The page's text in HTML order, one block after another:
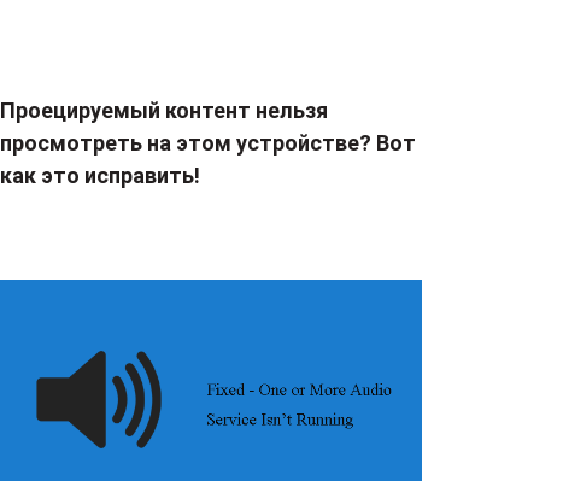
Проецируемый контент нельзя
просмотреть на этом устройстве? Вот
как это исправить!